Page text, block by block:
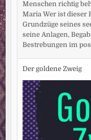
Menschen richtig
Maria Wer ist dieser
Grundzüge seines
seine Anlagen,
Bestrebungen im
Der goldene Zweig